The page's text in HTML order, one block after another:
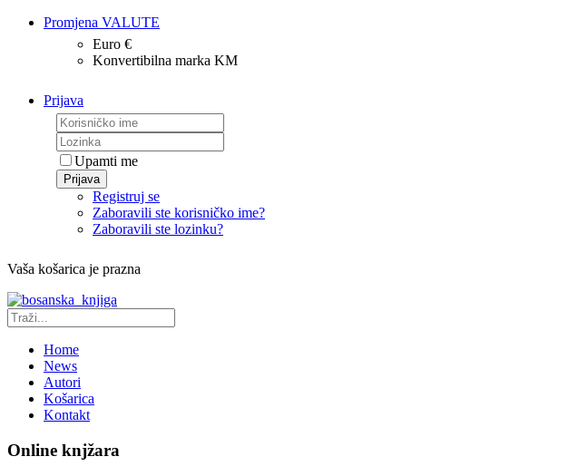
Promjena VALUTE
Euro €
Konvertibilna marka KM
Prijava
Upamti me
Prijava
Registruj se
Zaboravili ste korisničko ime?
Zaboravili ste lozinku?
Vaša košarica je prazna
Home
News
Autori
Košarica
Kontakt
Online knjžara